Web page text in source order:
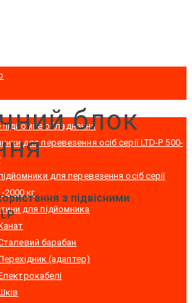
обладнання
для перевезення осіб серії LTD-P 500-
для перевезення осіб серії
2000 кг
для підйомника
барабан
(адаптер)
блок
з підвісними